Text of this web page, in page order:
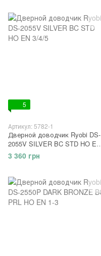
5
Артикул: 5782-1
Дверной доводчик Ryobi DS-
2055V SILVER BC STD HO EN
3/4/5
3 360 грн